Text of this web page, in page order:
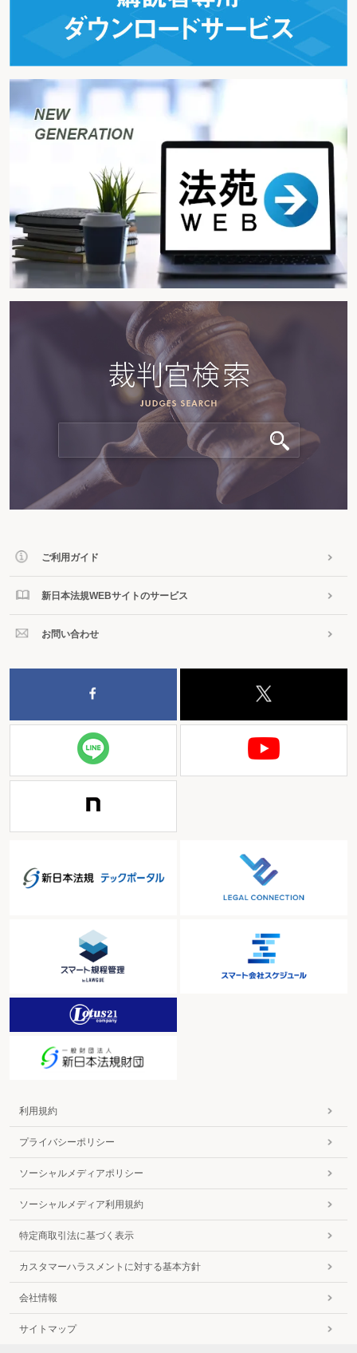
ご利用ガイド
新日本法規WEBサイトのサービス
お問い合わせ
利用規約
プライバシーポリシー
ソーシャルメディアポリシー
ソーシャルメディア利用規約
特定商取引法に基づく表示
カスタマーハラスメントに対する基本方針
会社情報
サイトマップ